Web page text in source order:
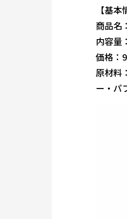
【基本
商品名
内容量
価格：
原材料
ー・パ